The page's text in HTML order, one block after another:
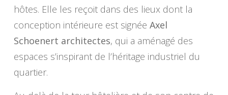
hôtes. Elle les reçoit dans des lieux dont la
conception intérieure est signée Axel
Schoenert architectes, qui a aménagé des
espaces s’inspirant de l’héritage industriel du
quartier.